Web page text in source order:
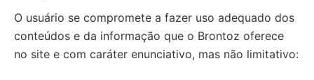
O usuário se compromete a fazer uso adequado dos
conteúdos e da informação que o Brontoz oferece
no site e com caráter enunciativo, mas não limitativo: